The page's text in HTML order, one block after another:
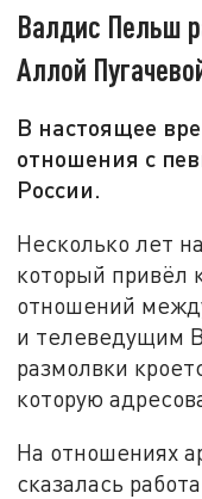
Валдис Пельш
Аллой
В настоящее
отношения с
России.
Несколько лет
который привёл
отношений
и телеведущим
размолвки
которую
На отношениях
сказалась